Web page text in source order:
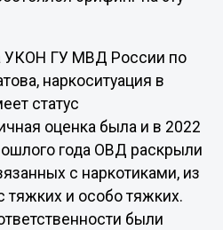
УКОН ГУ МВД России по
наркоситуация в
статус
оценка была и в 2022
года ОВД раскрыли
с наркотиками, из
тяжких и особо тяжких.
были